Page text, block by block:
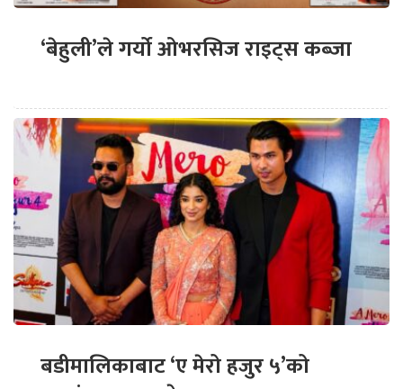
‘बेहुली’ले गर्यो ओभरसिज राइट्स कब्जा
बडीमालिकाबाट ‘ए मेरो हजुर ५’को